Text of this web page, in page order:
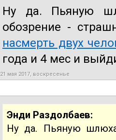
Ну да. Пьяную
обозрение -
насмерть двух
года и 4 мес и
21 мая 2017, воскресенье
Энди Раздолбаев:
Ну да. Пьяную